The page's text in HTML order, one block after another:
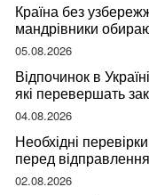
Країна без
мандрівники
05.08.2026
Відпочинок в
які перевершать
04.08.2026
Необхідні
перед
02.08.2026